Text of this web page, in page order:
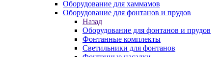
Оборудование для хаммамов
Оборудование для фонтанов и прудов
Назад
Оборудование для фонтанов и прудов
Фонтанные комплекты
Светильники для фонтанов